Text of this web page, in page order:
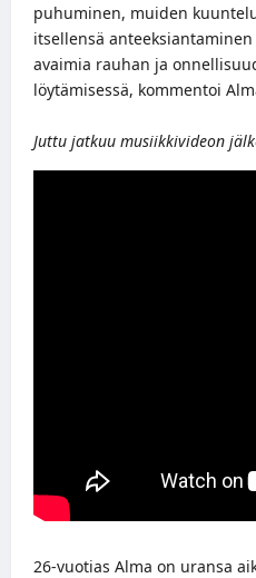
puhuminen, muiden
itsellensä anteeksiantaminen
avaimia rauhan ja
löytämisessä, kommentoi
Juttu jatkuu musiikkivideon
26-vuotias Alma on uransa